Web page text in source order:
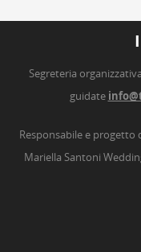
Segreteria
guidate
Responsabile e progetto
Mariella Santoni